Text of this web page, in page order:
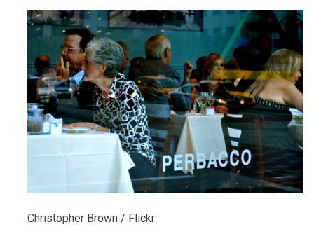
Christopher Brown / Flickr